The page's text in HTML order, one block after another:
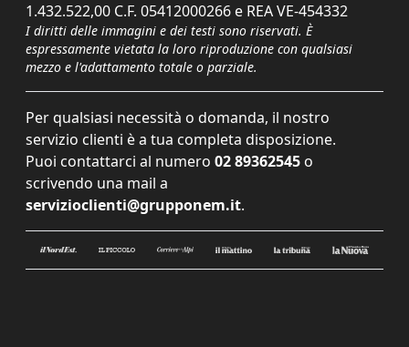
1.432.522,00 C.F. 05412000266 e REA VE-454332
I diritti delle immagini e dei testi sono riservati. È
espressamente vietata la loro riproduzione con qualsiasi
mezzo e l'adattamento totale o parziale.
Per qualsiasi necessità o domanda, il nostro
servizio clienti è a tua completa disposizione.
Puoi contattarci al numero 02 89362545 o
scrivendo una mail a
servizioclienti@grupponem.it.